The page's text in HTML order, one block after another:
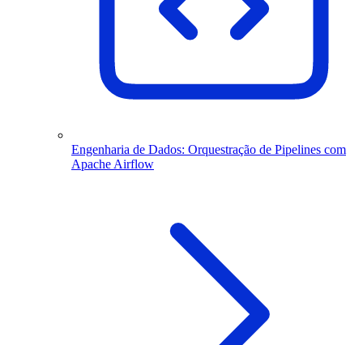
Engenharia de Dados: Orquestração de Pipelines com
Apache Airflow